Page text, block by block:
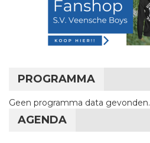
PROGRAMMA
Geen programma data gevonden.
AGENDA